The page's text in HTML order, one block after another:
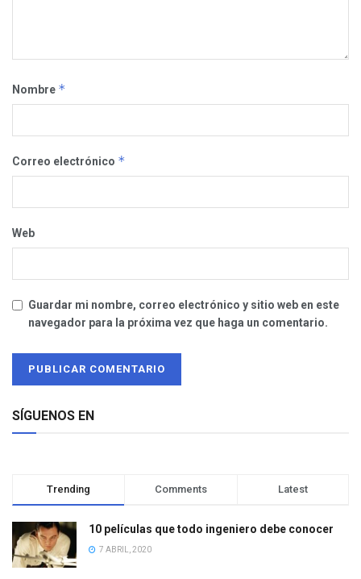
Nombre *
Correo electrónico *
Web
Guardar mi nombre, correo electrónico y sitio web en este
navegador para la próxima vez que haga un comentario.
SÍGUENOS EN
Trending Comments Latest
10 películas que todo ingeniero debe conocer
7 ABRIL, 2020